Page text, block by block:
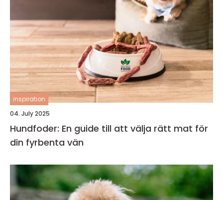
inspiration
04. July 2025
Hundfoder: En guide till att välja rätt mat för
din fyrbenta vän